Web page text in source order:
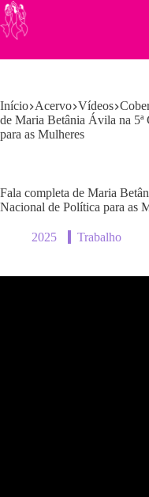
Pular
para
o
Início Acervo Vídeos
de Maria Betânia Ávila na
para as Mulheres
Fala completa de Maria
Nacional de Política para as
2025 Trabalho